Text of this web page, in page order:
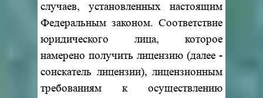
случаев, установленных настоящим
Федеральным законом. Соответствие
юридического лица, которое
намерено получить лицензию (далее -
соискатель лицензии), лицензионным
требованиям к осуществлению